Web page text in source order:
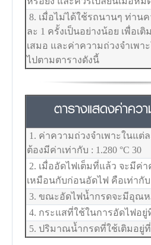
8. เมื่อไม่ได้ใช้รถนานๆ ท่าน
ละ 1 ครั้งเป็นอย่างน้อย เพื่อเติ
เสมอ และค่าความถ่วงจำเพา
ไปตามตารางดังนี้
ตารางแสดงค่าคว
1. ค่าความถ่วงจำเพาะในแต่
ต้องมีค่าเท่ากับ : 1.280 °C 30
2. เมื่ออัดไฟเต็มที่แล้ว จะมีค่า
เหมือนกับก่อนอัดไฟ คือเท่ากับ
3. ขณะอัดไฟน้ำกรดจะมีอุณ
4. กระแสที่ใช้ในการอัดไฟอยู่
5. ปริมาณน้ำกรดที่ใช้เติมอยู่ที่